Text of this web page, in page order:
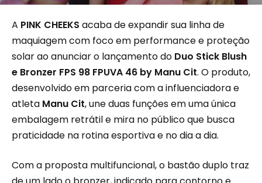
A PINK CHEEKS acaba de expandir sua linha de
maquiagem com foco em performance e proteção
solar ao anunciar o lançamento do Duo Stick Blush
e Bronzer FPS 98 FPUVA 46 by Manu Cit. O produto,
desenvolvido em parceria com a influenciadora e
atleta Manu Cit, une duas funções em uma única
embalagem retrátil e mira no público que busca
praticidade na rotina esportiva e no dia a dia.
Com a proposta multifuncional, o bastão duplo traz